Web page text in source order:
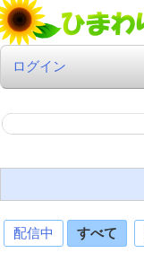
ログイン
配信中 すべて